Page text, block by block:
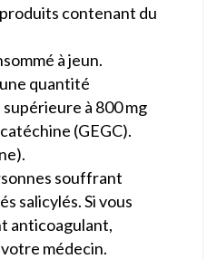
contenant du
à jeun.
quantité
à 800 mg
(GEGC).
souffrant
salicylés. Si vous
anticoagulant,
médecin.